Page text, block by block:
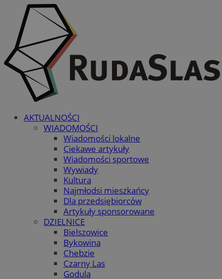
AKTUALNOŚCI
WIADOMOŚCI
Wiadomości lokalne
Ciekawe artykuły
Wiadomości sportowe
Wywiady
Kultura
Najmłodsi mieszkańcy
Dla przedsiębiorców
Artykuły sponsorowane
DZIELNICE
Bielszowice
Bykowina
Chebzie
Czarny Las
Godula